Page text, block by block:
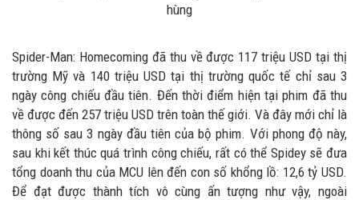
hùng
Spider-Man: Homecoming đã thu về được 117 triệu USD tại thị
trường Mỹ và 140 triệu USD tại thị trường quốc tế chỉ sau 3
ngày công chiếu đầu tiên. Đến thời điểm hiện tại phim đã thu
về được đến 257 triệu USD trên toàn thế giới. Và đây mới chỉ là
thông số sau 3 ngày đầu tiên của bộ phim. Với phong độ này,
sau khi kết thúc quá trình công chiếu, rất có thể Spidey sẽ đưa
tổng doanh thu của MCU lên đến con số khổng lồ: 12,6 tỷ USD.
Để đạt được thành tích vô cùng ấn tượng như vậy, ngoài